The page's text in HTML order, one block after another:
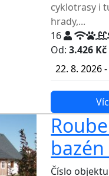
cyklotrasy i
hrady,...
16
Od:3.426 Kč
22. 8. 2026
Číslo